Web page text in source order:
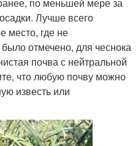
Лучше всего
место, где не
отмечено, для чеснока
почва с нейтральной
что любую почву можно
известь или